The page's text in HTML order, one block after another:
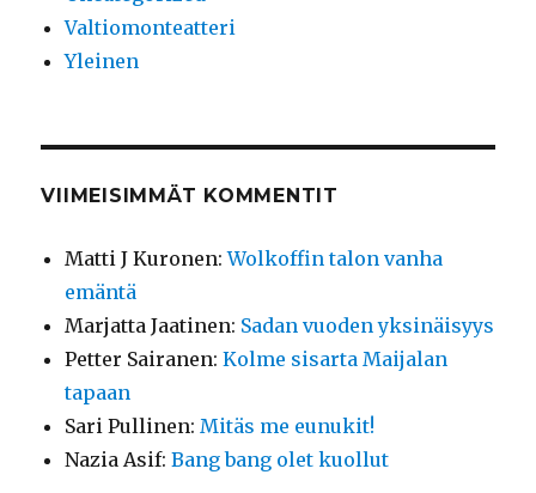
Valtiomonteatteri
Yleinen
VIIMEISIMMÄT KOMMENTIT
Matti J Kuronen:Wolkoffin talon vanha
emäntä
Marjatta Jaatinen: Sadan vuoden yksinäisyys
Petter Sairanen:Kolme sisarta Maijalan
tapaan
Sari Pullinen:Mitäs me eunukit!
Nazia Asif:Bang bang olet kuollut